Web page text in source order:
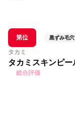
第位 黒ずみ毛穴
タカミ
タカミスキンピー
総合評価